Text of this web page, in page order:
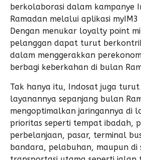
berkolaborasi dalam kampanye
Ramadan melalui aplikasi myIM3
Dengan menukar loyalty point
pelanggan dapat turut
dalam menggerakkan
berbagi keberkahan di bulan
Tak hanya itu, Indosat juga
layanannya sepanjang bulan
mengoptimalkan jaringannya di
prioritas seperti tempat ibadah,
perbelanjaan, pasar, terminal
bandara, pelabuhan, maupun di